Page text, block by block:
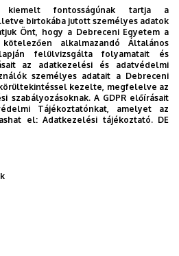
Beosztás: egyetemi
tanár
Szervezet:Agrárgazdasági
és Vidékfejlesztési Kar Kar
Adományozás éve:
06. 15:30
kiemelt fontosságúnak tartja a
birtokába jutott személyes adatok
Önt, hogy a Debreceni Egyetem a
alkalmazandó Általános
felülvizsgálta folyamatait és
az adatkezelési és adatvédelmi
személyes adatait a Debreceni
kezelte, megfelelve az
szabályozásoknak. A GDPR előírásait
Tájékoztatónkat, amelyet az
el:Adatkezelési tájékoztató. DE